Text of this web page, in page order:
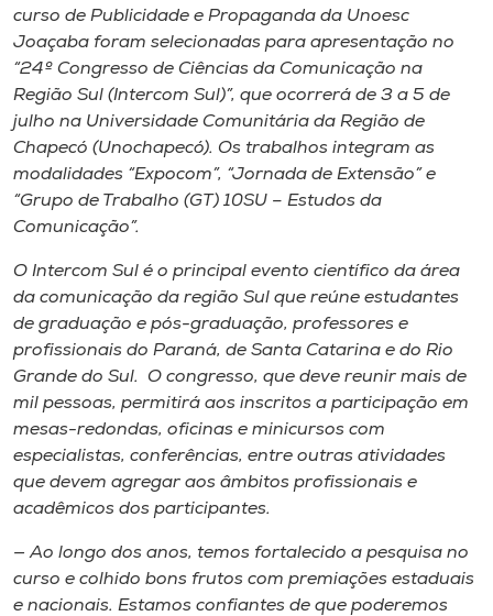
Biblioteca
Editora
Rádio
Museu
Unoesc
Store
Selecione
o idioma
A-
curso de Publicidade e Propaganda da Unoesc
Joaçaba foram selecionadas para apresentação no
“24º Congresso de Ciências da Comunicação na
Região Sul (Intercom Sul)”, que ocorrerá de 3 a 5 de
julho na Universidade Comunitária da Região de
Chapecó (Unochapecó). Os trabalhos integram as
modalidades “Expocom”, “Jornada de Extensão” e
“Grupo de Trabalho (GT) 10SU – Estudos da
Comunicação”.
O Intercom Sul é o principal evento científico da área
da comunicação da região Sul que reúne estudantes
de graduação e pós-graduação, professores e
profissionais do Paraná, de Santa Catarina e do Rio
Grande do Sul. O congresso, que deve reunir mais de
mil pessoas, permitirá aos inscritos a participação em
mesas-redondas, oficinas e minicursos com
especialistas, conferências, entre outras atividades
que devem agregar aos âmbitos profissionais e
acadêmicos dos participantes.
— Ao longo dos anos, temos fortalecido a pesquisa no
curso e colhido bons frutos com premiações estaduais
e nacionais. Estamos confiantes de que poderemos